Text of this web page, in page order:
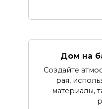
Дом на
Создайте
рая,
материалы,